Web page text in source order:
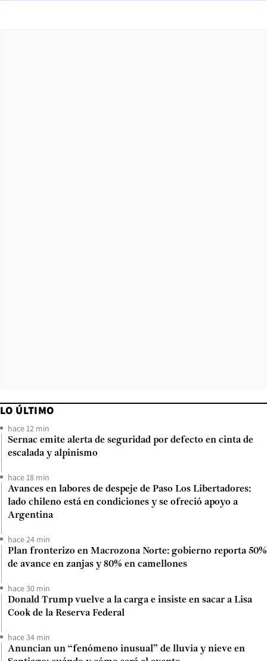
LO ÚLTIMO
hace 12 min
Sernac emite alerta de seguridad por defecto en cinta de
escalada y alpinismo
hace 18 min
Avances en labores de despeje de Paso Los Libertadores:
lado chileno está en condiciones y se ofreció apoyo a
Argentina
hace 24 min
Plan fronterizo en Macrozona Norte: gobierno reporta 50%
de avance en zanjas y 80% en camellones
hace 30 min
Donald Trump vuelve a la carga e insiste en sacar a Lisa
Cook de la Reserva Federal
hace 34 min
Anuncian un “fenómeno inusual” de lluvia y nieve en